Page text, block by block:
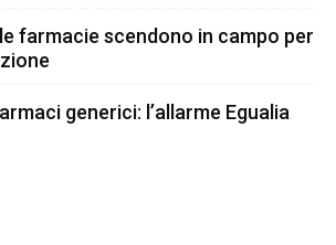
farmacie scendono in campo per
generici: l’allarme Egualia